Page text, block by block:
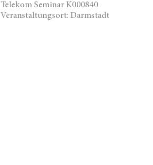
Telekom Seminar K000840
Veranstaltungsort: Darmstadt